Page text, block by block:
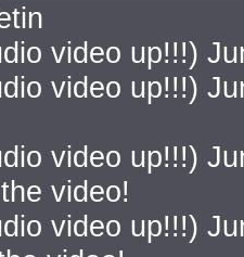
video up!!!)
video up!!!)
video up!!!)
video!
video up!!!)